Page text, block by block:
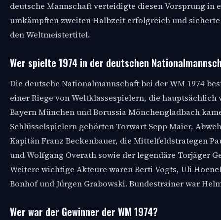
deutsche Mannschaft verteidigte diesen Vorsprung in
umkämpften zweiten Halbzeit erfolgreich und
den Weltmeistertitel.
Wer spielte 1974 in der deutschen
Die deutsche Nationalmannschaft bei der WM 1974
einer Riege von Weltklassespielern, die hauptsächlich
Bayern München und Borussia Mönchengladbach
Schlüsselspielern gehörten Torwart Sepp Maier,
Kapitän Franz Beckenbauer, die Mittelfeldstrategen
und Wolfgang Overath sowie der legendäre Torjäger
Weitere wichtige Akteure waren Berti Vogts, Uli
Bonhof und Jürgen Grabowski. Bundestrainer war
Wer war der Gewinner der WM 1974?